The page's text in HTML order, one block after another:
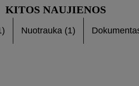
KITOS NAUJIENOS
Nuotrauka (1)